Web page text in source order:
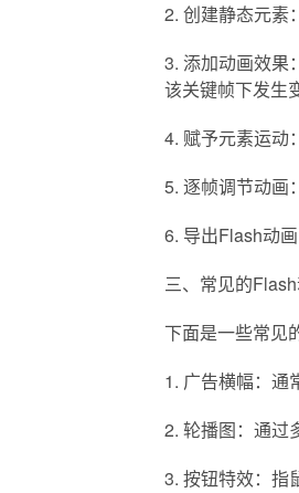
2. 创建静态元素
3. 添加动画效果
该关键帧下发生
4. 赋予元素运动
5. 逐帧调节动画
6. 导出Flash动
三、常见的
下面是一些常见
1. 广告横幅：通
2. 轮播图：通过
3. 按钮特效：指